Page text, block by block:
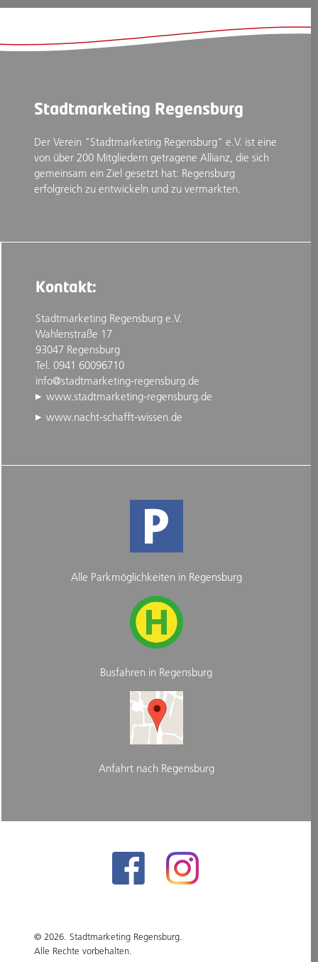
Stadtmarketing Regensburg
Der Verein "Stadtmarketing Regensburg" e.V. ist eine
von über 200 Mitgliedern getragene Allianz, die sich
gemeinsam ein Ziel gesetzt hat: Regensburg
erfolgreich zu entwickeln und zu vermarkten.
Kontakt:
Stadtmarketing Regensburg e.V.
Wahlenstraße 17
93047 Regensburg
Tel. 0941 60096710
info@stadtmarketing-regensburg.de
www.stadtmarketing-regensburg.de
www.nacht-schafft-wissen.de
Alle Parkmöglichkeiten in Regensburg
Busfahren in Regensburg
Anfahrt nach Regensburg
© 2026. Stadtmarketing Regensburg.
Alle Rechte vorbehalten.